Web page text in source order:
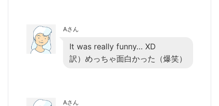
Aさん
It was really funny… XD
訳）めっちゃ面白かった（爆笑）
Aさん